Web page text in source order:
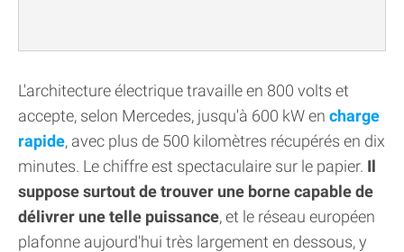
L'architecture électrique travaille en 800 volts et
accepte, selon Mercedes, jusqu'à 600 kW en charge
rapide, avec plus de 500 kilomètres récupérés en dix
minutes. Le chiffre est spectaculaire sur le papier. Il
suppose surtout de trouver une borne capable de
délivrer une telle puissance, et le réseau européen
plafonne aujourd'hui très largement en dessous, y